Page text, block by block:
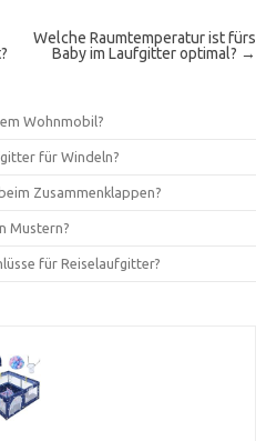
Welche Raumtemperatur ist fürs
Baby im Laufgitter optimal? →
Wohnmobil?
für Windeln?
Zusammenklappen?
Mustern?
für Reiselaufgitter?